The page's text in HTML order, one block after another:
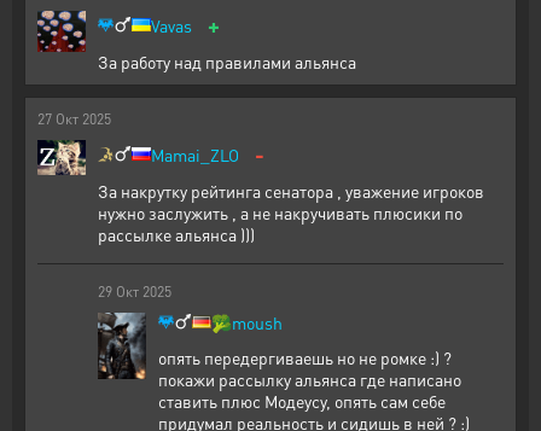
Vavas +
За работу над правилами альянса
27 Окт 2025
Mamai_ZLO -
За накрутку рейтинга сенатора , уважение игроков
нужно заслужить , а не накручивать плюсики по
рассылке альянса )))
29 Окт 2025
🥦moush
опять передергиваешь но не ромке :) ?
покажи рассылку альянса где написано
ставить плюс Модеусу, опять сам себе
придумал реальность и сидишь в ней ? :)